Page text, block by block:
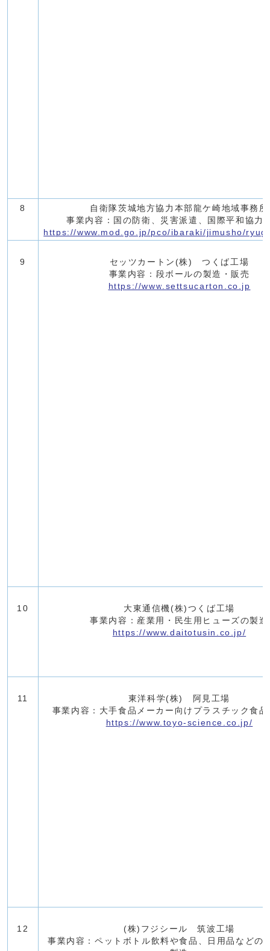
8
自衛隊茨城地方協力本部龍ケ崎地域事務所
事業内容：国の防衛、災害派遣、国際平和協力
https://www.mod.go.jp/pco/ibaraki/jimusho/
9
セッツカートン(株) つくば工場
事業内容：段ボールの製造・販売
https://www.settsucarton.co.jp
10
大東通信機(株)つくば工場
事業内容：産業⽤・⺠⽣⽤ヒューズの製造
https://www.daitotusin.co.jp/
11
東洋科学(株) 阿見工場
事業内容：大手食品メーカー向けプラスチック食
https://www.toyo-science.co.jp/
12
(株)フジシール 筑波工場
事業内容：ペットボトル飲料や食品、日用品などの